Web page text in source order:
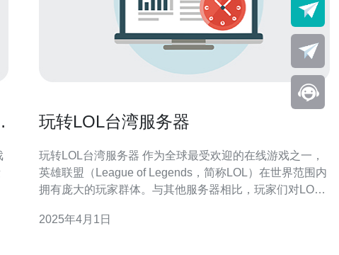
玩转LOL台湾服务器
玩转LOL台湾服务器 作为全球最受欢迎的在线游戏之一，
英雄联盟（League of Legends，简称LOL）在世界范围内
拥有庞大的玩家群体。与其他服务器相比，玩家们对LOL
玩转LOL台湾服务器，以及一些值得注意的事项。 LOL台
2025年4月1日